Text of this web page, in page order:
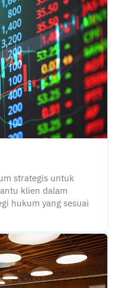
strategis untuk
klien dalam
hukum yang sesuai